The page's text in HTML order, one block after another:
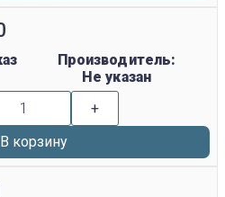
Производитель:
Не указан
+
В корзину